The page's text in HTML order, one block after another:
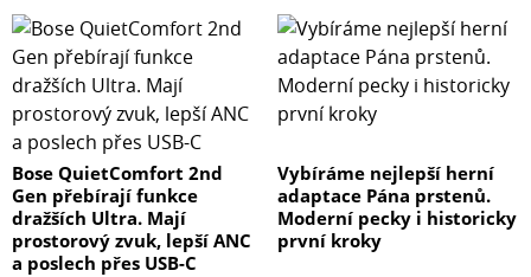
Bose QuietComfort 2nd
Gen přebírají funkce
dražších Ultra. Mají
prostorový zvuk, lepší ANC
a poslech přes USB-C
Vybíráme nejlepší herní
adaptace Pána prstenů.
Moderní pecky i historicky
první kroky